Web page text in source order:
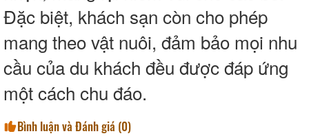
Đặc biệt, khách sạn còn cho phép
mang theo vật nuôi, đảm bảo mọi nhu
cầu của du khách đều đượcđáp ứng
một cách chu đáo.
Bình luận và Đánh giá (0)